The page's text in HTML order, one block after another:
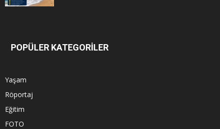
POPÜLER KATEGORİLER
Yaşam
Röportaj
Eğitim
FOTO